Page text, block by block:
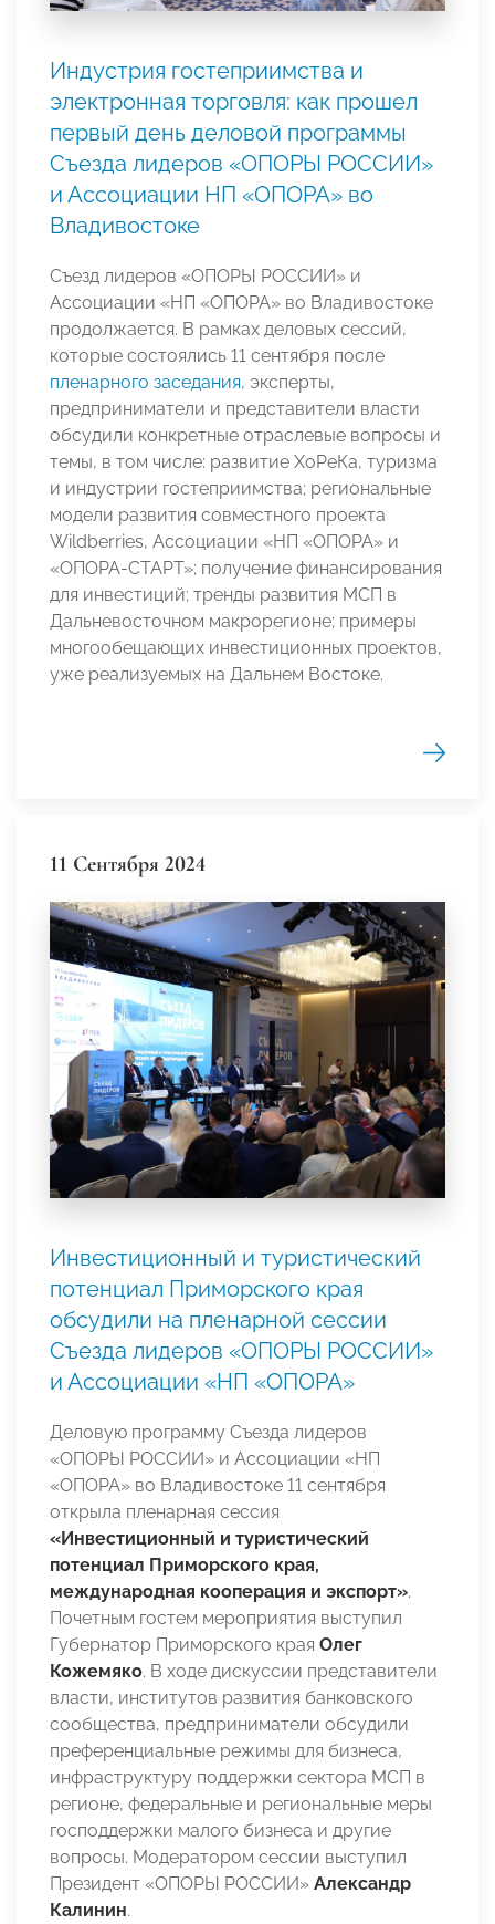
Индустрия гостеприимства и
электронная торговля: как прошел
первый день деловой программы
Съезда лидеров «ОПОРЫ РОССИИ»
и Ассоциации НП «ОПОРА» во
Владивостоке
Съезд лидеров «ОПОРЫ РОССИИ» и
Ассоциации «НП «ОПОРА» во Владивостоке
продолжается. В рамках деловых сессий,
которые состоялись 11 сентября после
пленарного заседания, эксперты,
предприниматели и представители власти
обсудили конкретные отраслевые вопросы и
темы, в том числе: развитие ХоРеКа, туризма
и индустрии гостеприимства; региональные
модели развития совместного проекта
Wildberries, Ассоциации «НП «ОПОРА» и
«ОПОРА-СТАРТ»; получение финансирования
для инвестиций; тренды развития МСП в
Дальневосточном макрорегионе; примеры
многообещающих инвестиционных проектов,
уже реализуемых на Дальнем Востоке.
11 Сентября 2024
Инвестиционный и туристический
потенциал Приморского края
обсудили на пленарной сессии
Съезда лидеров «ОПОРЫ РОССИИ»
и Ассоциации «НП «ОПОРА»
Деловую программу Съезда лидеров
«ОПОРЫ РОССИИ» и Ассоциации «НП
«ОПОРА» во Владивостоке 11 сентября
открыла пленарная сессия
«Инвестиционный и туристический
потенциал Приморского края,
международная кооперация и экспорт».
Почетным гостем мероприятия выступил
Губернатор Приморского края Олег
Кожемяко. В ходе дискуссии представители
власти, институтов развития банковского
сообщества, предприниматели обсудили
преференциальные режимы для бизнеса,
инфраструктуру поддержки сектора МСП в
регионе, федеральные и региональные меры
господдержки малого бизнеса и другие
вопросы. Модератором сессии выступил
Президент «ОПОРЫ РОССИИ» Александр
Калинин.